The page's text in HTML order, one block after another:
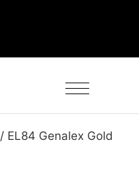
/ EL84 Genalex Gold